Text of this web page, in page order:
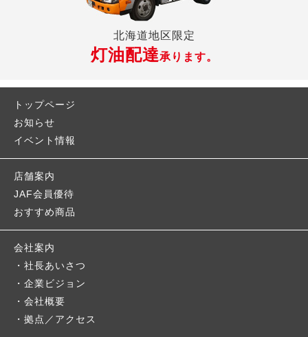
北海道地区限定
灯油配達承ります。
トップページ
お知らせ
イベント情報
店舗案内
JAF会員優待
おすすめ商品
会社案内
社長あいさつ
企業ビジョン
会社概要
拠点／アクセス